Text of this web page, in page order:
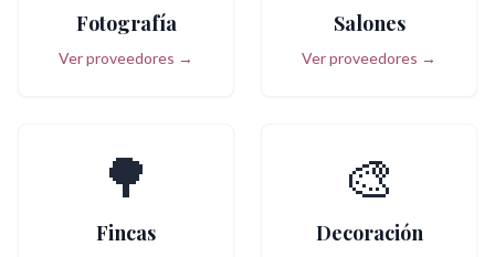
Fotografía
Ver proveedores →
Salones
Ver proveedores →
🌳
Fincas
🎨
Decoración